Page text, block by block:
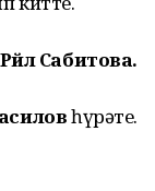
Рәйлә Сабитова.
һүрәте.